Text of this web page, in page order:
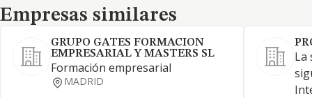
Empresas similares
Empresas similares
GRUPO GATES FORMACION
EMPRESARIAL Y MASTERS SL
Formación empresarial
MADRID
La